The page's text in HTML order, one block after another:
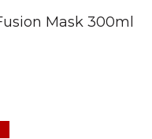
Mask 300ml